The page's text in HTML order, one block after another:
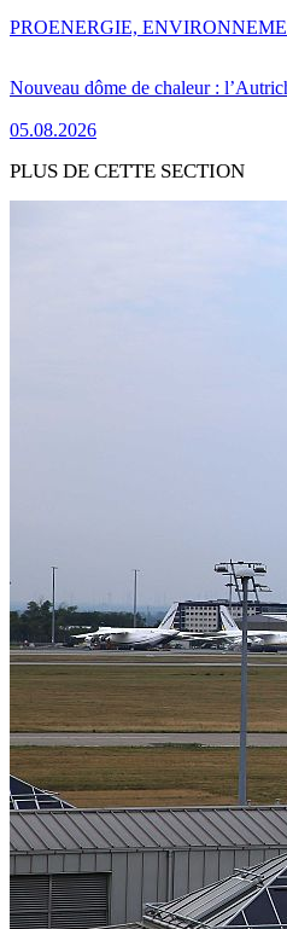
Nouveau dôme de chaleur :
05.08.2026
PROENERGIE,
PLUS DE CETTE SECTION